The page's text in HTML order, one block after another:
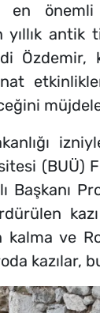
en
yıllık
Özdemir,
(BUÜ)
Başkanı
kalma ve
kazılar,